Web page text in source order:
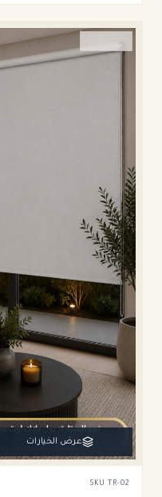
عرض الخيارات
SKU TR-02